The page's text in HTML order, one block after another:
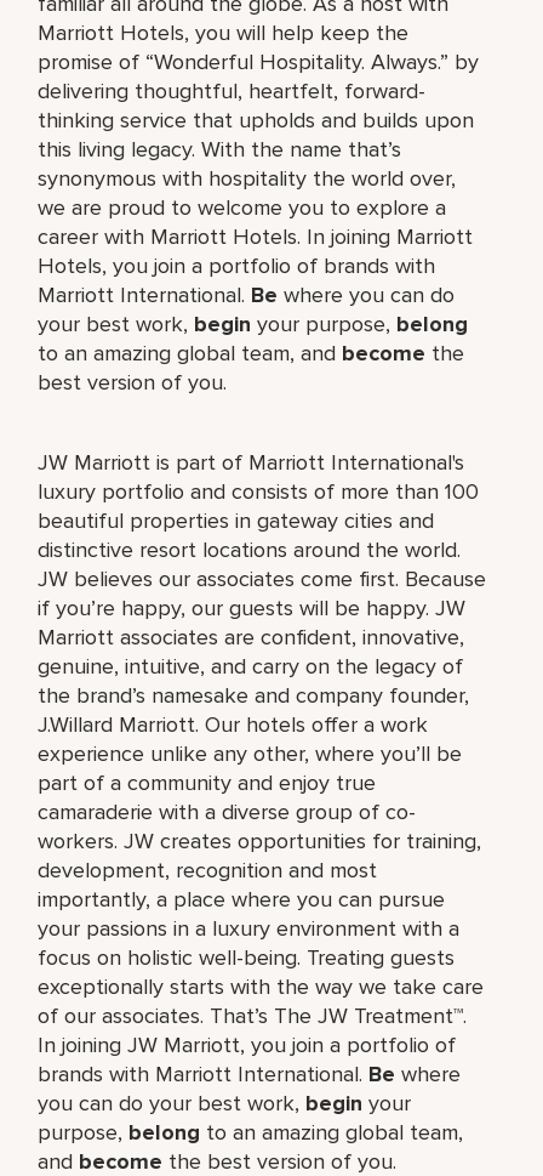
Marriott Hotels, you will help keep the
promise of “Wonderful Hospitality. Always.” by
delivering thoughtful, heartfelt, forward-
thinking service that upholds and builds upon
this living legacy. With the name that’s
synonymous with hospitality the world over,
we are proud to welcome you to explore a
career with Marriott Hotels. In joining Marriott
Hotels, you join a portfolio of brands with
Marriott International. Be where you can do
your best work, begin your purpose, belong
to an amazing global team, and become the
best version of you.
JW Marriott is part of Marriott International's
luxury portfolio and consists of more than 100
beautiful properties in gateway cities and
distinctive resort locations around the world.
JW believes our associates come first. Because
if you’re happy, our guests will be happy. JW
Marriott associates are confident, innovative,
genuine, intuitive, and carry on the legacy of
the brand’s namesake and company founder,
J.Willard Marriott. Our hotels offer a work
experience unlike any other, where you’ll be
part of a community and enjoy true
camaraderie with a diverse group of co-
workers. JW creates opportunities for training,
development, recognition and most
importantly, a place where you can pursue
your passions in a luxury environment with a
focus on holistic well-being. Treating guests
exceptionally starts with the way we take care
of our associates. That’s The JW Treatment™.
In joining JW Marriott, you join a portfolio of
brands with Marriott International. Be where
you can do your best work,​ begin your
purpose, belong to an amazing global​ team,
and become the best version of you.